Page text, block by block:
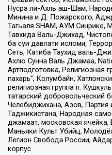
Нусра ли-Ахль аш-Шам,
Минина и Д. Пожарского,
Тагьаля SHAM, АУМ
Тавхида Валь-Джихад,
ба суи давлати исломи,
Сеть, Катиба Таухид валь-
Ахлю Сунна Валь Джамаа,
Артподготовка, Религиозная
пахарь”, Колумбайн,
религиозная группа п.
татарский добровольческий
Челебиджихана, Азов,
Таджикистана, Народная
джамаат, московская
Маньяки Культ Убийц,
Легион Свобода России,
корпус